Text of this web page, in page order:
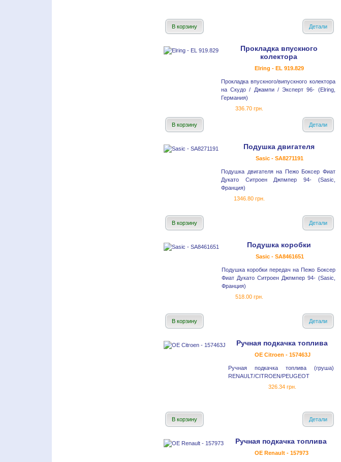
В корзину Детали
Прокладка впускного
колектора
Elring - EL 919.829
Прокладка впускного/випускного колектора
на Скудо / Джампи / Эксперт 96- (Elring,
Германия)
336.70 грн.
В корзину Детали
Подушка двигателя
Sasic - SA8271191
Подушка двигателя на Пежо Боксер Фиат
Дукато Ситроен Джпмпер 94- (Sasic,
Франция)
1346.80 грн.
В корзину Детали
Подушка коробки
Sasic - SA8461651
Подушка коробки передач на Пежо Боксер
Фиат Дукато Ситроен Джпмпер 94- (Sasic,
Франция)
518.00 грн.
В корзину Детали
Ручная подкачка топлива
OE Citroen - 157463J
Ручная подкачка топлива (груша)
RENAULT/CITROEN/PEUGEOT
326.34 грн.
В корзину Детали
Ручная подкачка топлива
OE Renault - 157973